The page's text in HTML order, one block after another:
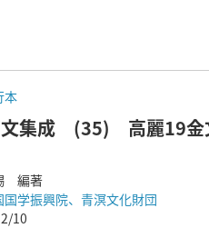
本
集成 (35) 高麗19金
編著
国学振興院、青溟文化財団
10